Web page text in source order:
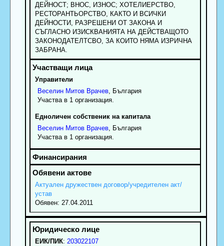
ДЕЙНОСТ; ВНОС, ИЗНОС; ХОТЕЛИЕРСТВО,
РЕСТОРАНТЬОРСТВО, КАКТО И ВСИЧКИ
ДЕЙНОСТИ, РАЗРЕШЕНИ ОТ ЗАКОНА И
СЪГЛАСНО ИЗИСКВАНИЯТА НА ДЕЙСТВАЩОТО
ЗАКОНОДАТЕЛТСВО, ЗА КОИТО НЯМА ИЗРИЧНА
ЗАБРАНА.
Управители
Веселин Митов Врачев, България
Участва в 1 организация.
Едноличен собственик на капитала
Веселин Митов Врачев, България
Участва в 1 организация.
Актуален дружествен договор/учредителен акт/
устав
Обявен: 27.04.2011
ЕИК/ПИК: 203022107